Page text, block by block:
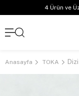
4 Ürün ve
Anasayfa TOKA